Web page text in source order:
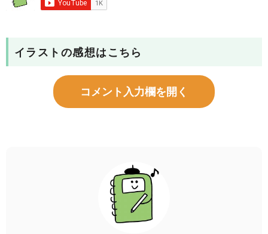
イラストの感想はこちら
コメント入力欄を開く